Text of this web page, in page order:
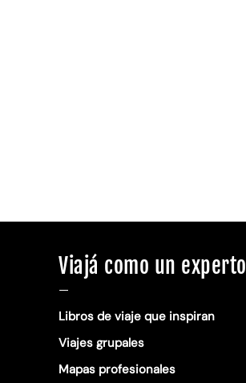
Viajá como un experto
—
Libros de viaje que inspiran
Viajes grupales
Mapas profesionales